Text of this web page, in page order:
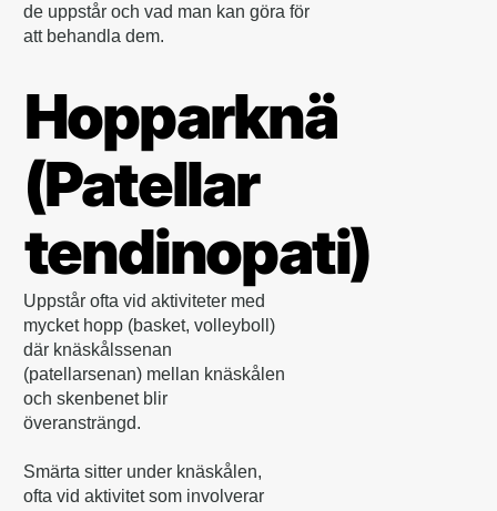
de uppstår och vad man kan göra för
att behandla dem.
Hopparknä
(Patellar
tendinopati)
Uppstår ofta vid aktiviteter med
mycket hopp (basket, volleyboll)
där knäskålssenan
(patellarsenan) mellan knäskålen
och skenbenet blir
överansträngd.
Smärta sitter under knäskålen,
ofta vid aktivitet som involverar